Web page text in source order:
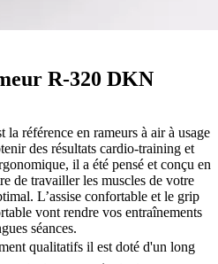
R-320 DKN
la référence en rameurs à air à usage
des résultats cardio-training et
il a été pensé et conçu en
de travailler les muscles de votre
L’assise confortable et le grip
vont rendre vos entraînements
séances.
qualitatifs il est doté d'un long